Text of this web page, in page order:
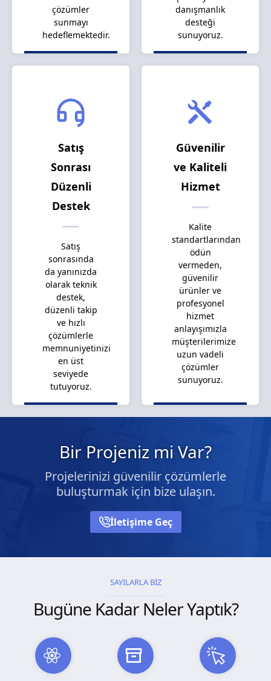
çözümler
sunmayı
hedeflemektedir.
danışmanlık
desteği
sunuyoruz.
Satış
Sonrası
Düzenli
Destek
Satış
sonrasında
da yanınızda
olarak teknik
destek,
düzenli takip
ve hızlı
çözümlerle
memnuniyetinizi
en üst
seviyede
tutuyoruz.
Güvenilir
ve Kaliteli
Hizmet
Kalite
standartlarından
ödün
vermeden,
güvenilir
ürünler ve
profesyonel
hizmet
anlayışımızla
müşterilerimize
uzun vadeli
çözümler
sunuyoruz.
Bir Projeniz mi Var?
Projelerinizi güvenilir çözümlerle
buluşturmak için bize ulaşın.
İletişime Geç
SAYILARLA BİZ
Bugüne Kadar Neler Yaptık?